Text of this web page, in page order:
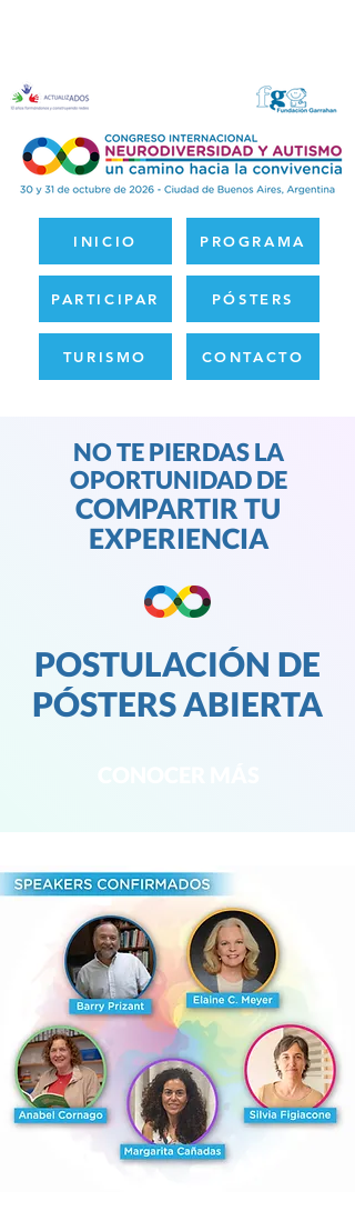
INICIO
PARTICIPAR
TURISMO
PROGRAMA
PÓSTERS
CONTACTO
NO TE PIERDAS LA
OPORTUNIDAD DE
COMPARTIR TU
EXPERIENCIA
POSTULACIÓN DE
PÓSTERS ABIERTA